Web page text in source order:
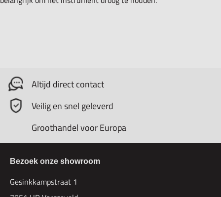
Altijd direct contact
Veilig en snel geleverd
Groothandel voor Europa
Bezoek onze showroom
Gesinkkampstraat 1